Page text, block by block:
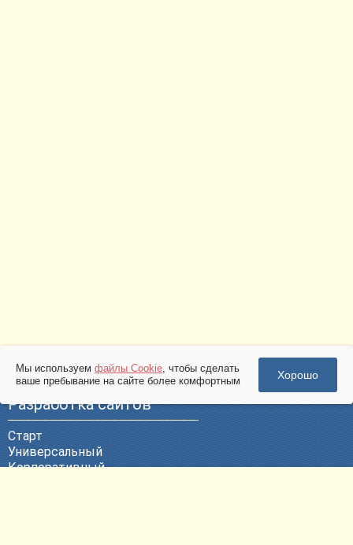
Разработка сайтов
Старт
Универсальный
Корпоративный
Мы используем файлы Cookie, чтобы сделать
ваше пребывание на сайте более комфортным
Хорошо